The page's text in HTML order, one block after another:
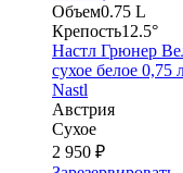
Объем0.75 L
Крепость12.5°
Настл Грюнер
сухое белое 0,75
Nastl
Австрия
Сухое
2 950 ₽